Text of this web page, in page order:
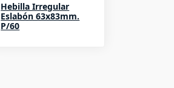
Hebilla Irregular
Eslabón 63x83mm.
P/60